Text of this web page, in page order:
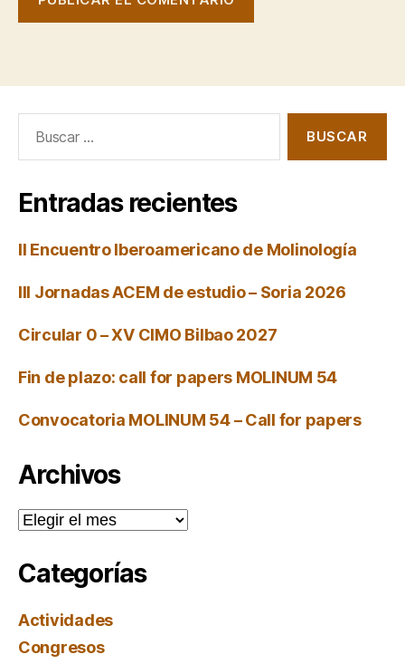
Entradas recientes
II Encuentro Iberoamericano de Molinología
III Jornadas ACEM de estudio – Soria 2026
Circular 0 – XV CIMO Bilbao 2027
Fin de plazo: call for papers MOLINUM 54
Convocatoria MOLINUM 54 – Call for papers
Archivos
Archivos
Categorías
Actividades
Congresos